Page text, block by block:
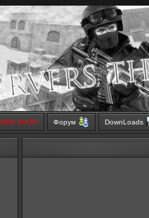
SMS SHOP Форум DownLoads